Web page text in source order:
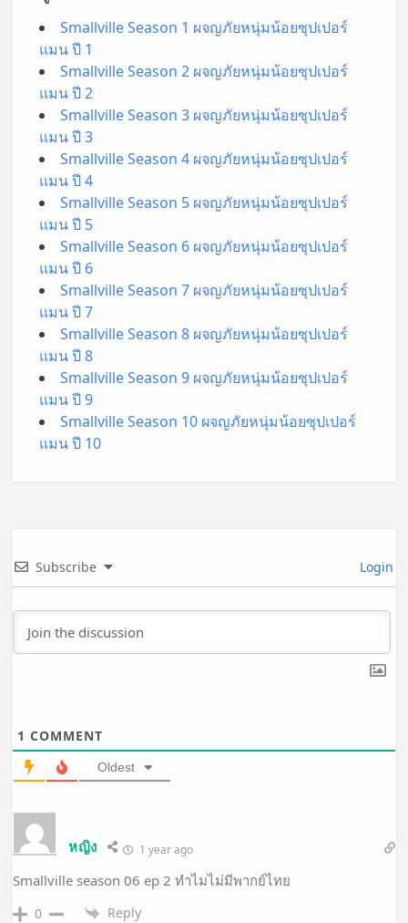
Smallville Season 1 ผจญภัยหนุ่มน้อยซุปเปอร์
แมน ปี 1
Smallville Season 2 ผจญภัยหนุ่มน้อยซุปเปอร์
แมน ปี 2
Smallville Season 3 ผจญภัยหนุ่มน้อยซุปเปอร์
แมน ปี 3
Smallville Season 4 ผจญภัยหนุ่มน้อยซุปเปอร์
แมน ปี 4
Smallville Season 5 ผจญภัยหนุ่มน้อยซุปเปอร์
แมน ปี 5
Smallville Season 6 ผจญภัยหนุ่มน้อยซุปเปอร์
แมน ปี 6
Smallville Season 7 ผจญภัยหนุ่มน้อยซุปเปอร์
แมน ปี 7
Smallville Season 8 ผจญภัยหนุ่มน้อยซุปเปอร์
แมน ปี 8
Smallville Season 9 ผจญภัยหนุ่มน้อยซุปเปอร์
แมน ปี 9
Smallville Season 10 ผจญภัยหนุ่มน้อยซุปเปอร์
แมน ปี 10
Subscribe Login
1 COMMENT
Oldest
หญิง 1 year ago
Smallville season 06 ep 2 ทำไมไม่มีพากย์ไทย
0 Reply